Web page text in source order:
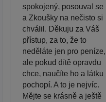
spokojený, posouval se
a Zkoušky na nečisto si
chválil. Děkuju za Váš
přístup, za to, že to
neděláte jen pro peníze,
ale pokud dítě opravdu
chce, naučíte ho a látku
pochopí. A to je nejvíc.
Mějte se krásně a ještě